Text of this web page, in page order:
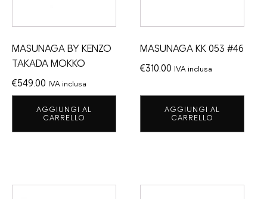
MASUNAGA BY KENZO
TAKADA MOKKO
€549.00 IVA inclusa
AGGIUNGI AL
CARRELLO
MASUNAGA KK 053 #46
€310.00 IVA inclusa
AGGIUNGI AL
CARRELLO